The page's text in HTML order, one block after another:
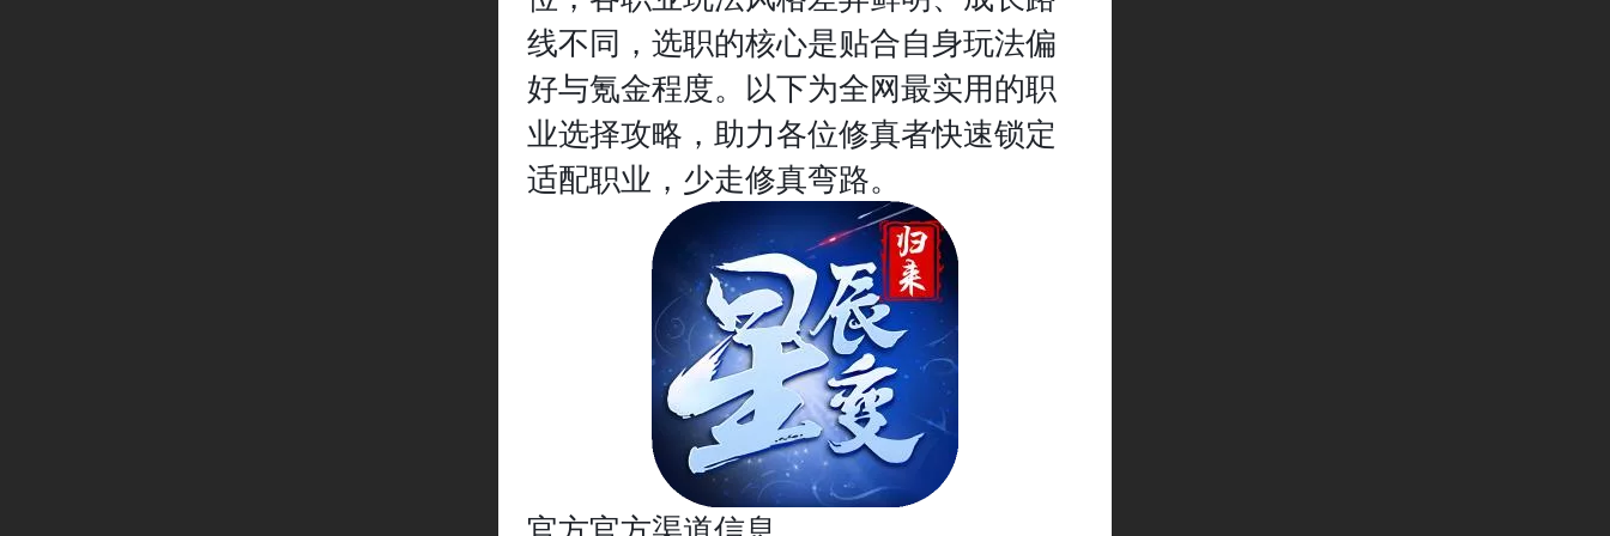
线不同，选职的核心是贴合自身玩法偏
好与氪金程度。以下为全网最实用的职
业选择攻略，助力各位修真者快速锁定
适配职业，少走修真弯路。